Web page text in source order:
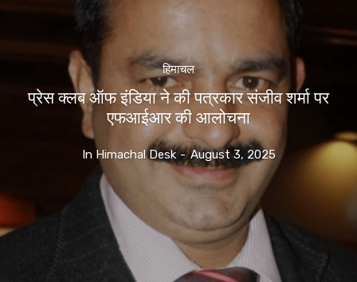
हिमाचल
प्रेस क्लब ऑफ इंडिया ने की पत्रकार संजीव शर्मा पर
एफआईआर की आलोचना
In Himachal Desk - August 3, 2025